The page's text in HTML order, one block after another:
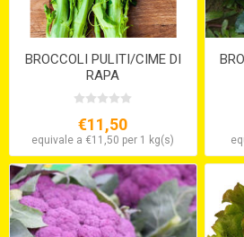
BROCCOLI PULITI/CIME DI
RAPA
€11,50
equivale a €11,50 per 1 kg(s)